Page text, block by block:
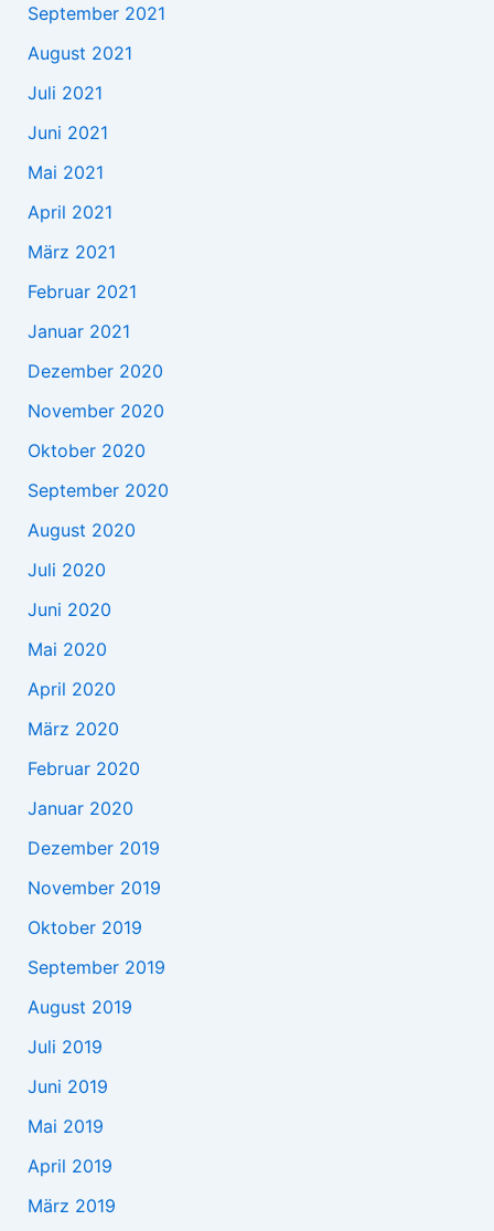
September 2021
August 2021
Juli 2021
Juni 2021
Mai 2021
April 2021
März 2021
Februar 2021
Januar 2021
Dezember 2020
November 2020
Oktober 2020
September 2020
August 2020
Juli 2020
Juni 2020
Mai 2020
April 2020
März 2020
Februar 2020
Januar 2020
Dezember 2019
November 2019
Oktober 2019
September 2019
August 2019
Juli 2019
Juni 2019
Mai 2019
April 2019
März 2019